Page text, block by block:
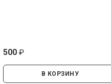
500
В КОРЗИНУ